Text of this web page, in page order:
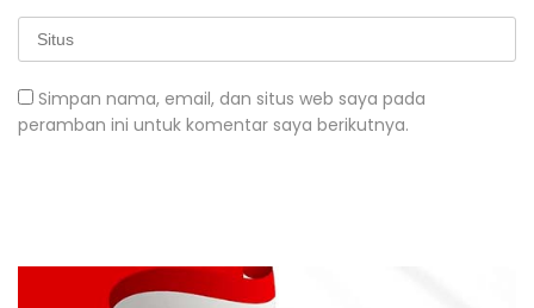
Simpan nama, email, dan situs web saya pada
peramban ini untuk komentar saya berikutnya.